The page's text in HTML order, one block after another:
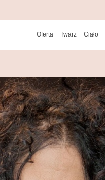
Oferta Twarz Ciało